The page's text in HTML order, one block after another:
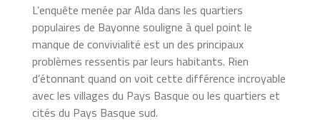
L’enquête menée par Alda dans les quartiers
populaires de Bayonne souligne à quel point le
manque de convivialité est un des principaux
problèmes ressentis par leurs habitants. Rien
d’étonnant quand on voit cette différence incroyable
avec les villages du Pays Basque ou les quartiers et
cités du Pays Basque sud.